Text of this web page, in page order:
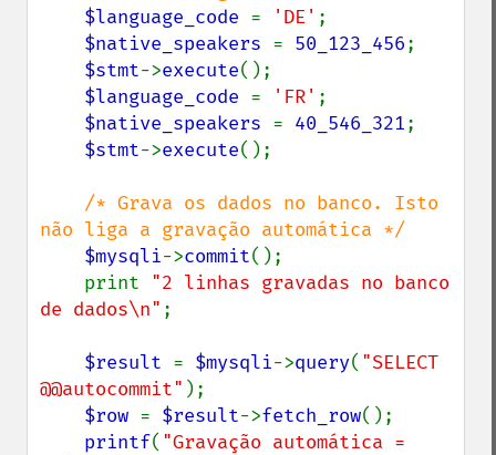
$language_code = 'DE' ;
$native_speakers = 50_123_456;
$stmt->execute();
$language_code = 'FR' ;
$native_speakers = 40_546_321;
$stmt->execute();
/* Grava os dados no banco. Isto
não liga a gravação automática */
$mysqli->commit();
    print
"2 linhas gravadas no banco
de dados\n" ;
$result = $mysqli->query( "SELECT
@@autocommit" );
$row = $result->fetch_row();
printf( "Gravação automática =